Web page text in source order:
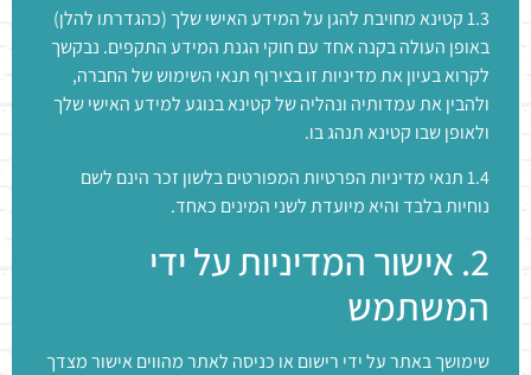
1.3 קטינא מחויבת להגן על המידע האישי שלך (כהגדרתו להלן)
באופן העולה בקנה אחד עם חוקי הגנת המידע התקפים. נבקשך
לקרוא בעיון את מדיניות זו בצירוף תנאי השימוש של החברה,
ולהבין את עמדותיה ונהליה של קטינא בנוגע למידע האישי שלך
ולאופן שבו קטינא תנהג בו.
1.4 תנאי מדיניות הפרטיות המפורטים בלשון זכר הינם לשם
נוחיות בלבד והיא מיועדת לשני המינים כאחד.
2. אישור המדיניות על ידי
המשתמש
שימושך באתר על ידי רישום או כניסה לאתר מהווים אישור מצדך